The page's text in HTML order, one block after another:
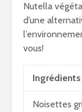
Nutella
d’une
vous!
Ingrédients
Noisettes